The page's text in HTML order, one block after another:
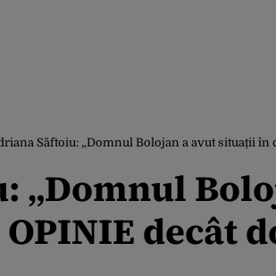
Săftoiu: „Domnul Bolojan a avut situații în
„Domnul
decât